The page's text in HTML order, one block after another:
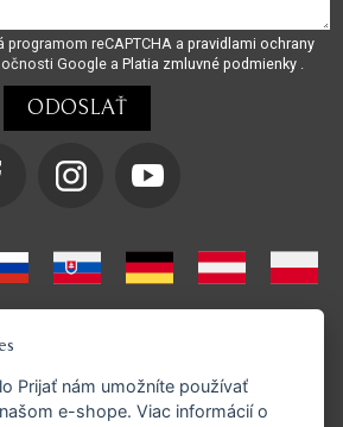
programom reCAPTCHA a pravidlami ochrany
Google a Platia zmluvné podmienky .
Prijať nám umožníte používať
e-shope. Viac informácií o